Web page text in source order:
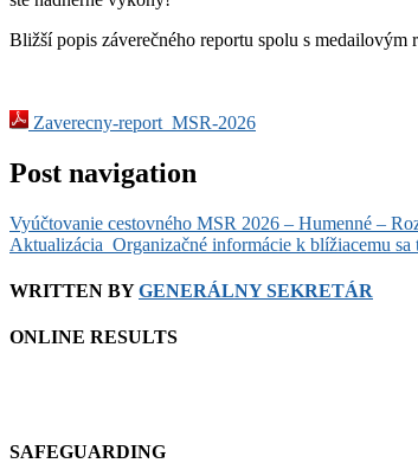
Bližší popis záverečného reportu spolu s
Zaverecny-report_MSR-2026
Post navigation
Vyúčtovanie cestovného MSR 2026 – Humenné –
Aktualizácia_Organizačné informácie k blížiacemu
WRITTEN BYGENERÁLNY SEKRETÁR
ONLINE RESULTS
SAFEGUARDING